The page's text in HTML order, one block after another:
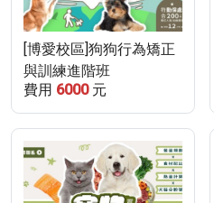
[博愛校區]狗狗行為矯正
與訓練進階班
(115/12/12-116/1/16，
12/26、1/2停課)
費用 6000 元